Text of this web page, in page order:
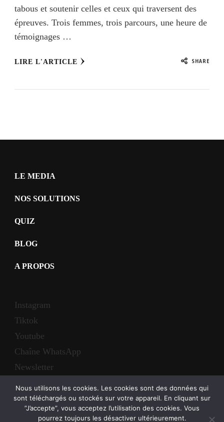
tabous et soutenir celles et ceux qui traversent des
épreuves. Trois femmes, trois parcours, une heure de
témoignages …
LIRE L'ARTICLE SHARE
LE MEDIA
NOS SOLUTIONS
QUIZ
BLOG
A PROPOS
Instagram
Tiktok
Youtube
Chaîne WhatsApp
Newsletter
Nous utilisons les cookies. Les cookies sont des données qui
sont téléchargés ou stockés sur votre appareil. En cliquant sur
”J’accepte”, vous acceptez l’utilisation des cookies. Vous
pourrez toujours les désactiver ultérieurement.